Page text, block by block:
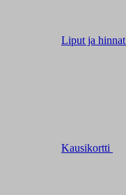
Liput ja hinnat
Kausikortti